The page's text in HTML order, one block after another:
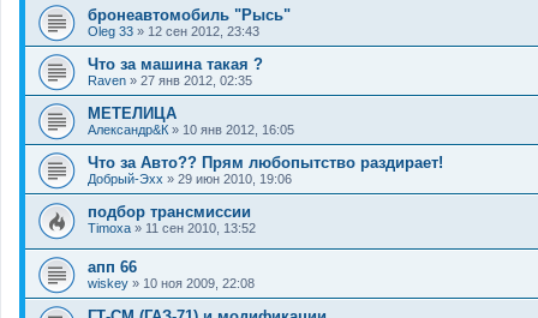
бронеавтомобиль "Рысь"
Oleg 33 » 12 сен 2012, 23:43
Что за машина такая ?
Raven » 27 янв 2012, 02:35
МЕТЕЛИЦА
Александр&К » 10 янв 2012, 16:05
Что за Авто?? Прям любопытство раздирает!
Добрый-Эхх » 29 июн 2010, 19:06
подбор трансмиссии
Timoxa » 11 сен 2010, 13:52
апп 66
wiskey » 10 ноя 2009, 22:08